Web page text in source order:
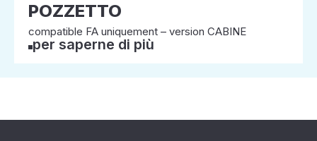
POZZETTO
compatible FA uniquement – version CABINE
per saperne di più